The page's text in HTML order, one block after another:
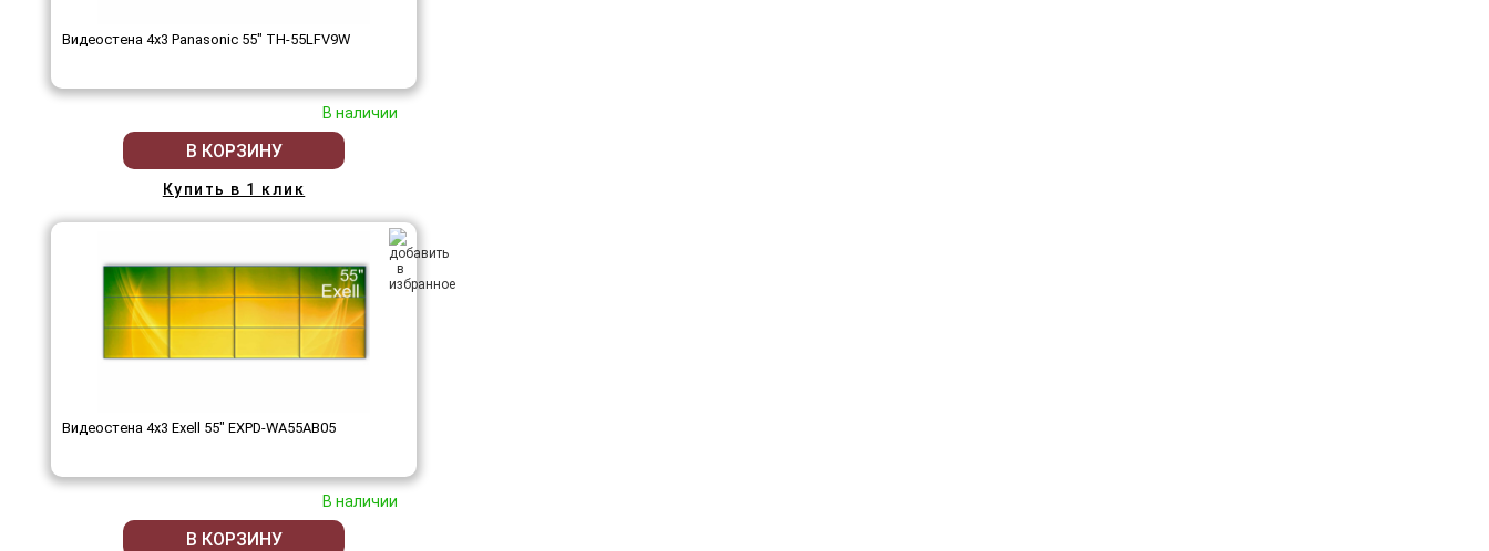
Видеостена 4x3 Panasonic 55" TH-55LFV9W
В наличии
В КОРЗИНУ
Купить в 1 клик
Видеостена 4x3 Exell 55" EXPD-WA55AB05
В наличии
В КОРЗИНУ